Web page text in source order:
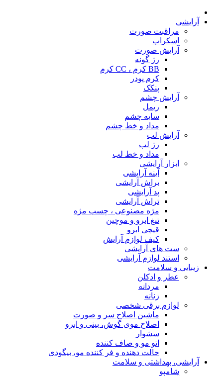
آرایشی
مراقبت صورت
اسکراب
آرایش صورت
رژ گونه
BB کرم ، CC کرم
کرم پودر
پنکک
آرایش چشم
ریمل
سایه چشم
مداد و خط چشم
آرایش لب
رژ لب
مداد و خط لب
ابزار آرایشی
آینه آرایشی
براش آرایشی
پد آرایشی
تراش آرایشی
مژه مصنوعی ، چسب مژه
تیغ ابرو و موچین
قیچی ابرو
کیف لوازم آرایش
ست های آرایشی
استند لوازم آرایشی
زیبایی و سلامت
عطر و ادکلن
مردانه
زنانه
لوازم برقی شخصی
ماشین اصلاح سر و صورت
اصلاح موی گوش، بینی و ابرو
سشوار
اتو مو و صاف کننده
حالت دهنده و فر کننده مو، بیگودی
آرایشی، بهداشتی و سلامت
شامپو